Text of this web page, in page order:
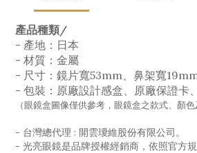
產品種類/
- 產地：日本
- 材質：金屬
- 尺寸：鏡片寬53mm、鼻架寬
- 包裝：原廠設計感盒、原廠保證卡
（眼鏡盒圖像僅供參考，眼鏡盒之款式、顏色
- 台灣總代理 : 開雲璦維股份有限公司。
- 光亮眼鏡是品牌授權經銷商，依照官方規